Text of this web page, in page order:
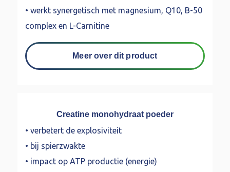
• werkt synergetisch met magnesium, Q10, B-50
complex en L-Carnitine
Meer over dit product
Creatine monohydraat poeder
• verbetert de explosiviteit
• bij spierzwakte
• impact op ATP productie (energie)